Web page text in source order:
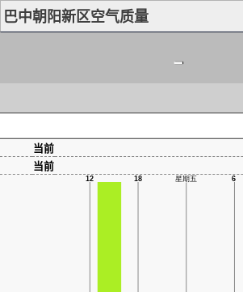
巴中朝阳新区空气质量
-
当前
当前